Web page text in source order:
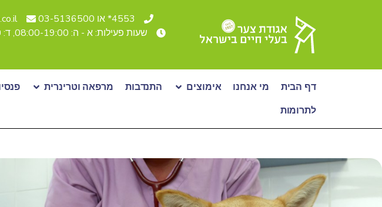
4553* או 03-5136500
שעות פעילות: א - ה: 08:00-19:00, ד: 08:00-16:00 שישי: 08:00-14:00, שבת סגור
דף הבית מי אנחנו אימוצים התנדבות מרפאה וטרינרית
לתרומות